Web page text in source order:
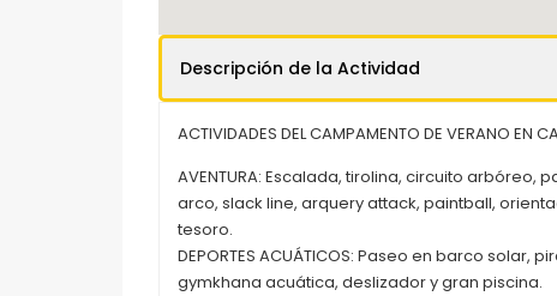
Descripción de la Actividad
ACTIVIDADES DEL CAMPAMENTO DE VERANO EN
AVENTURA: Escalada, tirolina, circuito arbóreo,
arco, slack line, arquery attack, paintball,
tesoro.
DEPORTES ACUÁTICOS: Paseo en barco solar,
gymkhana acuática, deslizador y gran piscina.